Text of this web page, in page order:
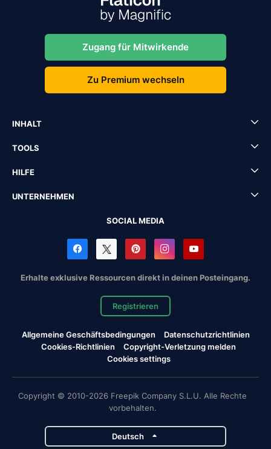
Zugang für Mitwirkende
Zu Premium wechseln
INHALT
TOOLS
HILFE
UNTERNEHMEN
SOCIAL MEDIA
Erhalte exklusive Ressourcen direkt in deinen Posteingang.
Registrieren
Allgemeine Geschäftsbedingungen
Datenschutzrichtlinien
Cookies-Richtlinien
Copyright-Verletzung melden
Cookies settings
Copyright © 2010-2026 Freepik Company S.L.U. Alle Rechte
vorbehalten.
Deutsch